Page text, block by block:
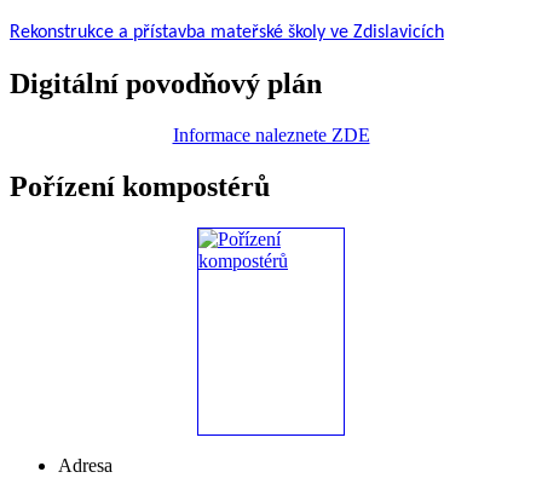
Rekonstrukce a přístavba mateřské školy ve Zdislavicích
Digitální povodňový plán
Informace naleznete ZDE
Pořízení kompostérů
Adresa